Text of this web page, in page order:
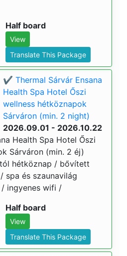
Half board
View
Translate This Package
✔️ Thermal Sárvár Ensana
Health Spa Hotel Őszi
wellness hétköznapok
Sárváron (min. 2 night)
2026.09.01 - 2026.10.22
Health Spa Hotel Őszi
Sárváron (min. 2 éj)
hétköznap / bővített
spa és szaunavilág
ingyenes wifi /
Half board
View
Translate This Package